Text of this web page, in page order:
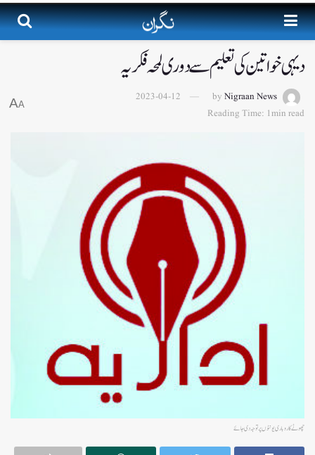
دیہی خواتین کی تعلیم سے دوری لمحہ فکریہ
by Nigraan News
2023-04-12
Reading Time: 1min read
A
A
چھوٹے کاروباری یونٹوں پر توجہ دی جائے